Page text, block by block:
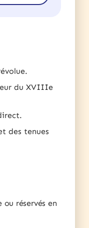
du XVIIIe
des tenues
réservés en